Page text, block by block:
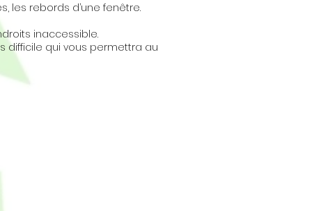
les rebords d’une fenêtre.
inaccessible.
difficile qui vous permettra au